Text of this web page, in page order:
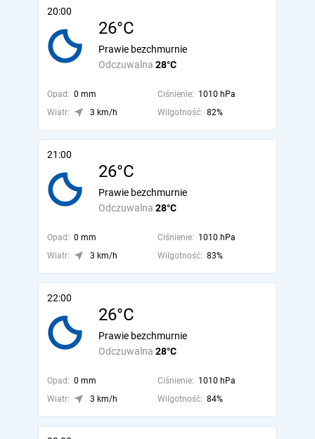
20:00
26°C
Odczuwalna 28°C
Prawie bezchmurnie
Opad: 0 mm Ciśnienie: 1010 hPa
Wiatr:
3 km/h Wilgotność: 82%
21:00
26°C
Odczuwalna 28°C
Prawie bezchmurnie
Opad: 0 mm Ciśnienie: 1010 hPa
Wiatr:
3 km/h Wilgotność: 83%
22:00
26°C
Odczuwalna 28°C
Prawie bezchmurnie
Opad: 0 mm Ciśnienie: 1010 hPa
Wiatr:
3 km/h Wilgotność: 84%